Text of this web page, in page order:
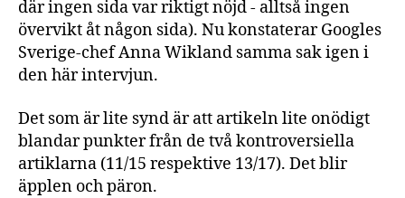
där ingen sida var riktigt nöjd - alltså ingen
övervikt åt någon sida). Nu konstaterar Googles
Sverige-chef Anna Wikland samma sak igen i
den här intervjun.
Det som är lite synd är att artikeln lite onödigt
blandar punkter från de två kontroversiella
artiklarna (11/15 respektive 13/17). Det blir
äpplen och päron.